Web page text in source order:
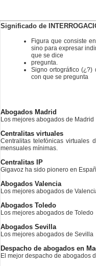
Significado de
Figura que consiste
sino para expresar
que se dice
pregunta.
Signo ortográfico
con que se pregunta
Abogados Madrid
Los mejores abogados de Madrid
Centralitas virtuales
Centralitas telefónicas virtuales
mensuales mínimas.
Centralitas IP
Gigavoz ha sido pionero en
Abogados Valencia
Los mejores abogados de
Abogados Toledo
Los mejores abogados de Toledo
Abogados Sevilla
Los mejores abogados de Sevilla
Despacho de abogados en
El mejor despacho de abogados